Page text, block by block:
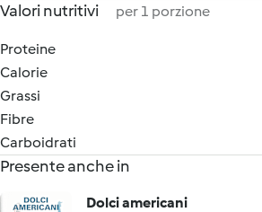
Valori nutritivi per 1 porzione
Proteine
Calorie
Grassi
Fibre
Carboidrati
Presente anche in
Dolci americani